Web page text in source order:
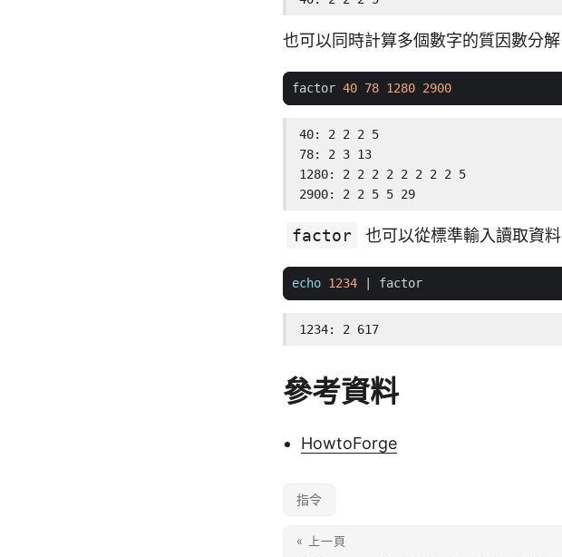
也可以同時計算多個數字的質因數分解
factor 40 78 1280 2900
40: 2 2 2 5
78: 2 3 13
1280: 2 2 2 2 2 2 2 2 5
2900: 2 2 5 5 29
factor 也可以從標準輸入讀取資料
echo 1234
1234: 2 617
參考資料
HowtoForge
指令
« 上一頁